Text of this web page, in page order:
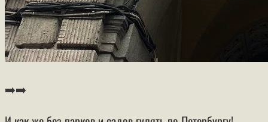
➡️➡️